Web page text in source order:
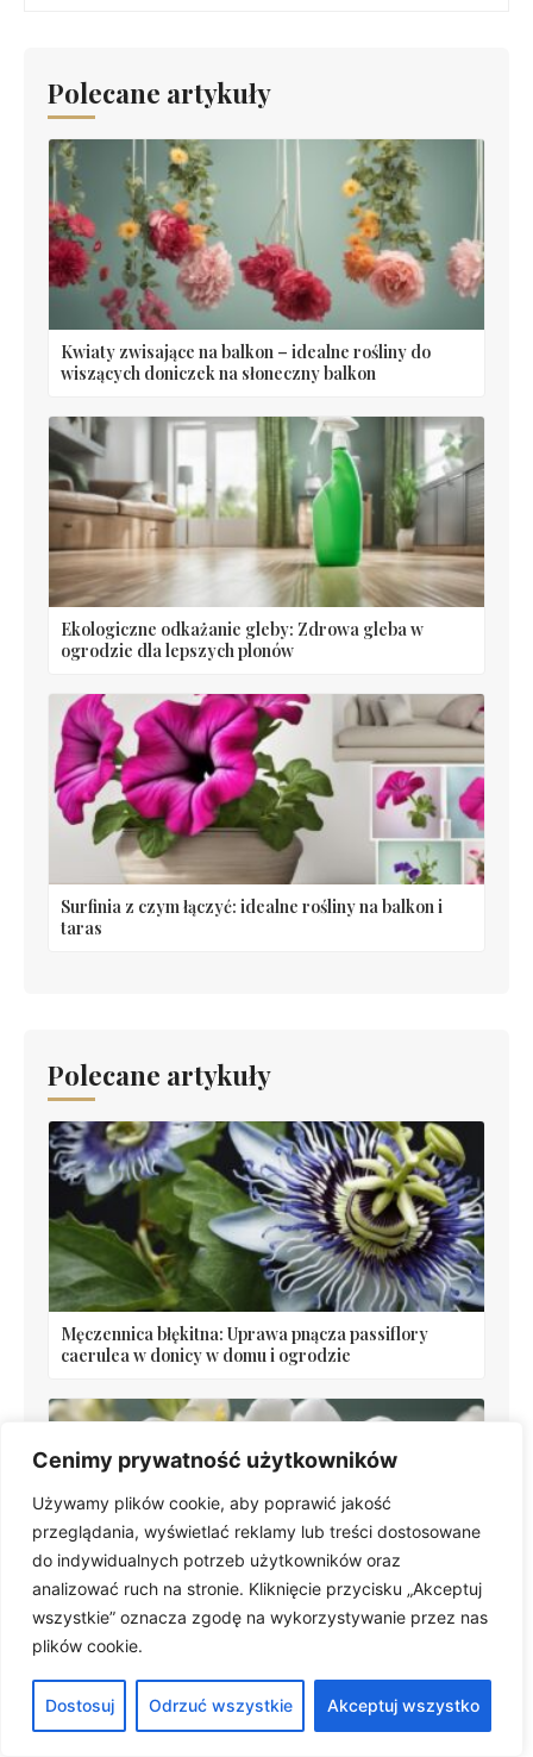
Cenimy prywatność użytkowników
Używamy plików cookie, aby poprawić jakość
przeglądania, wyświetlać reklamy lub treści dostosowane
do indywidualnych potrzeb użytkowników oraz
analizować ruch na stronie. Kliknięcie przycisku „Akceptuj
wszystkie” oznacza zgodę na wykorzystywanie przez nas
plików cookie.
Dostosuj Odrzuć wszystkie Akceptuj wszystko
Polecane artykuły
Kwiaty zwisające na balkon – idealne rośliny do
wiszących doniczek na słoneczny balkon
Ekologiczne odkażanie gleby: Zdrowa gleba w
ogrodzie dla lepszych plonów
Surfinia z czym łączyć: idealne rośliny na balkon i
taras
Polecane artykuły
Męczennica błękitna: Uprawa pnącza passiflory
caerulea w donicy w domu i ogrodzie
Frezja ogrodowa: Jak uprawiać frezję ogrodową
pełną? 10 szt. w jednym miejscu